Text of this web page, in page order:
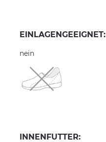
EINLAGENGEEIGNET:
nein
INNENFUTTER: